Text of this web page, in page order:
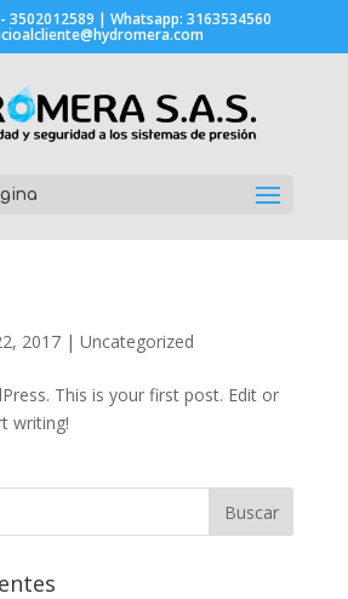
- 3502012589 | Whatsapp: 3163534560
2017| Uncategorized
This is your first post. Edit or
writing!